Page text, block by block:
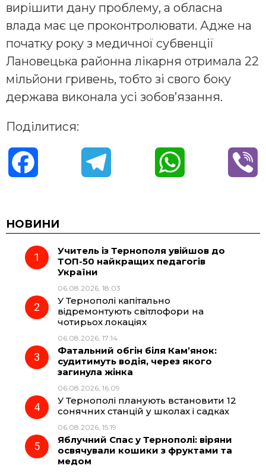
вирішити дану проблему, а обласна
влада має це проконтролювати. Адже на
початку року з медичної субвенції
Лановецька районна лікарня отримала 22
мільйони гривень, тобто зі свого боку
держава виконала усі зобов’язання.
Поділитися:
c
e
o
k
e
r
a
m
t
A
НОВИНИ
Учитель із Тернополя увійшов до
ТОП-50 найкращих педагогів
України
06.08.2026, 18:03
У Тернополі капітально
відремонтують світлофори на
чотирьох локаціях
06.08.2026, 17:14
Фатальний обгін біля Кам’янок:
судитимуть водія, через якого
загинула жінка
06.08.2026, 16:09
У Тернополі планують встановити 12
сонячних станцій у школах і садках
06.08.2026, 15:19
Яблучний Спас у Тернополі: віряни
освячували кошики з фруктами та
медом